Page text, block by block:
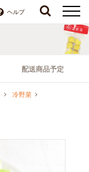
ヘルプ
配送商品予定
冷野菜